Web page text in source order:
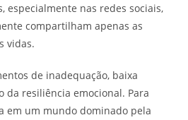
especialmente nas redes sociais,
compartilham apenas as
vidas.
de inadequação, baixa
da resiliência emocional. Para
em um mundo dominado pela